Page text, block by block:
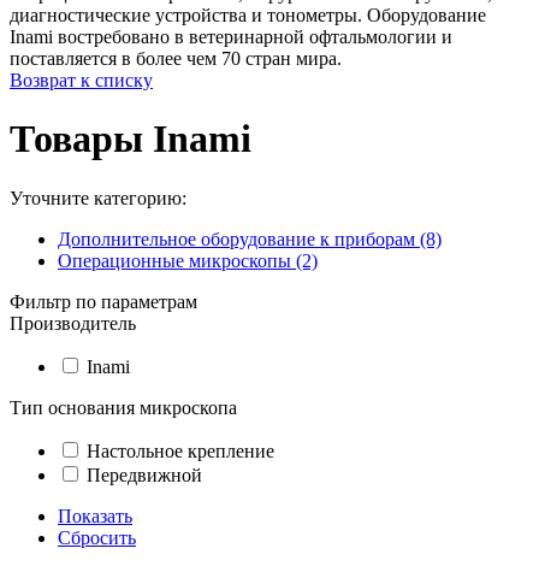
диагностические устройства и тонометры. Оборудование
Inami востребовано в ветеринарной офтальмологии и
поставляется в более чем 70 стран мира.
Возврат к списку
Товары Inami
Уточните категорию:
Дополнительное оборудование к приборам (8)
Операционные микроскопы (2)
Фильтр по параметрам
Производитель
Inami
Тип основания микроскопа
Настольное крепление
Передвижной
Показать
Сбросить